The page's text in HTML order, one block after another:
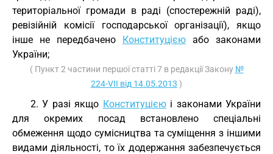
територіальної громади в раді (спостережній раді),
ревізійній комісії господарської організації), якщо
інше не передбачено Конституцією або законами
України;
( Пункт 2 частини першої статті 7 в редакції Закону №
224-VII від 14.05.2013 )
2. У разі якщо Конституцієюі законами України
для окремих посад встановлено спеціальні
обмеження щодо сумісництва та суміщення з іншими
видами діяльності, то їх додержання забезпечується